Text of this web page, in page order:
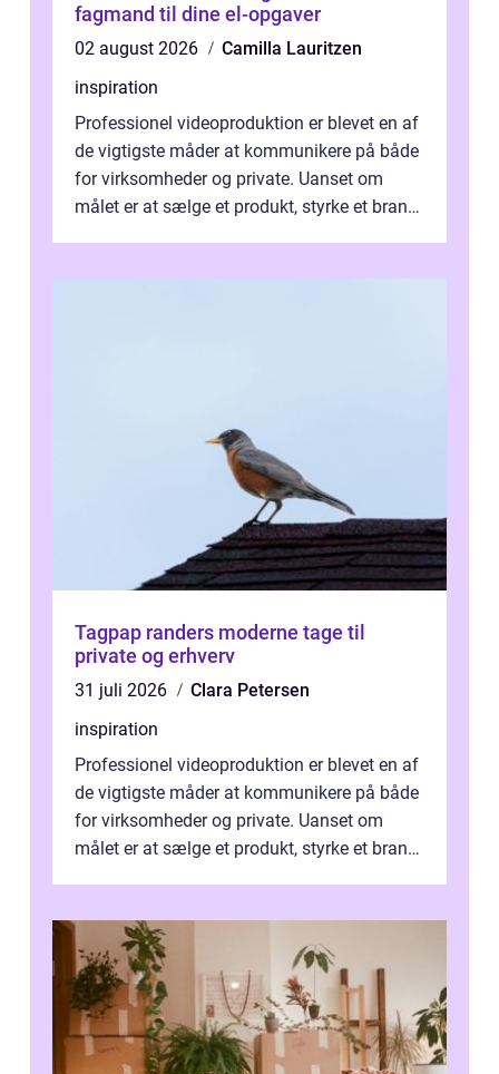
fagmand til dine el-opgaver
02 august 2026
Camilla Lauritzen
inspiration
Professionel videoproduktion er blevet en af
de vigtigste måder at kommunikere på både
for virksomheder og private. Uanset om
målet er at sælge et produkt, styrke et brand,
Tagpap randers moderne tage til
private og erhverv
31 juli 2026
Clara Petersen
inspiration
Professionel videoproduktion er blevet en af
de vigtigste måder at kommunikere på både
for virksomheder og private. Uanset om
målet er at sælge et produkt, styrke et brand,